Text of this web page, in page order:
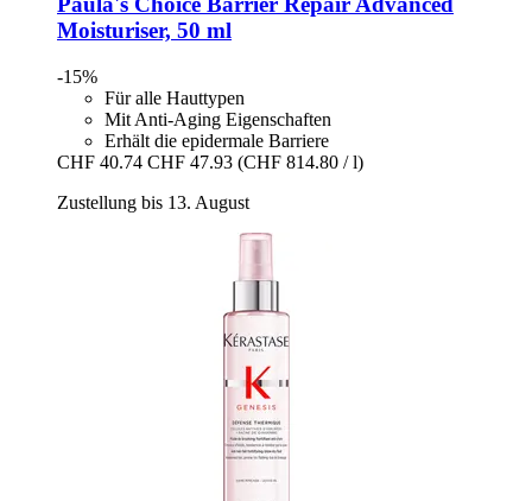
Moisturiser, 50 ml
-15%
Für alle Hauttypen
Mit Anti-Aging Eigenschaften
Erhält die epidermale Barriere
CHF 40.74 CHF 47.93 (CHF 814.80 / l)
Zustellung bis 13. August